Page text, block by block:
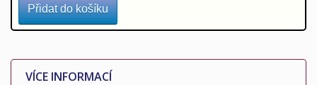
Přidat do košíku
VÍCE INFORMACÍ